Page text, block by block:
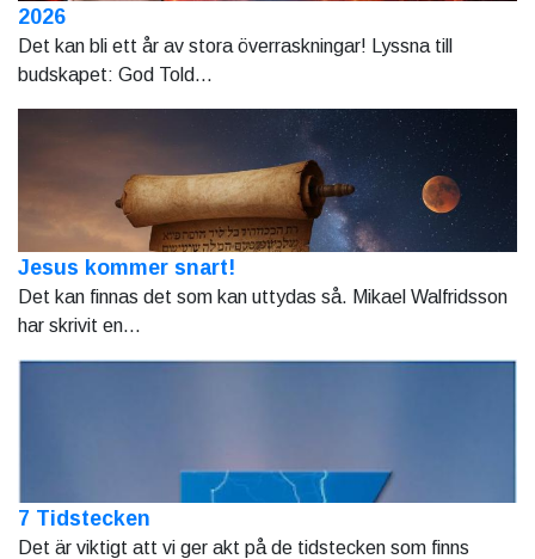
2026
Det kan bli ett år av stora överraskningar! Lyssna till
budskapet: God Told...
Jesus kommer snart!
Det kan finnas det som kan uttydas så. Mikael Walfridsson
har skrivit en...
7 Tidstecken
Det är viktigt att vi ger akt på de tidstecken som finns